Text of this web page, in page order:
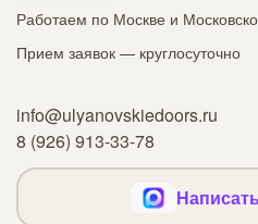
Работаем по Москве и
Прием заявок — круглосуточно
info@ulyanovskiedoors.ru
8 (926) 913-33-78